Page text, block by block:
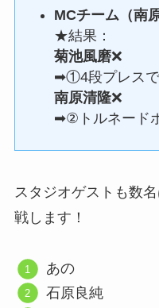
MCチーム（南
★結果：
菊池風磨❌
➡①4段プレス
南原清隆❌
➡②トルネード
スタジオゲストも数
戦します！
あの
石原良純